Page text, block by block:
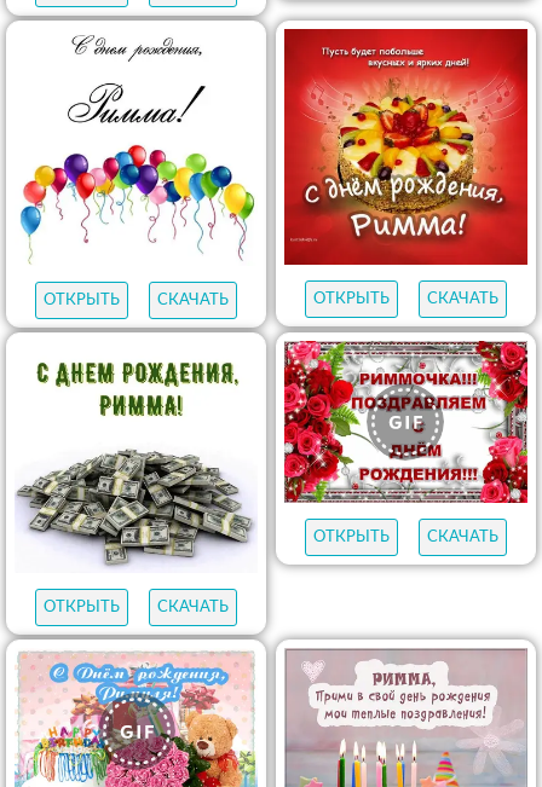
ОТКРЫТЬ СКАЧАТЬ ОТКРЫТЬ СКАЧАТЬ
ОТКРЫТЬ СКАЧАТЬ
ОТКРЫТЬ СКАЧАТЬ